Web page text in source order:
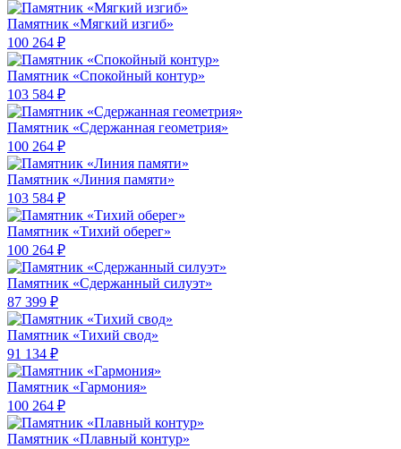
Памятник «Мягкий изгиб»
100 264 ₽
Памятник «Спокойный контур»
103 584 ₽
Памятник «Сдержанная геометрия»
100 264 ₽
Памятник «Линия памяти»
103 584 ₽
Памятник «Тихий оберег»
100 264 ₽
Памятник «Сдержанный силуэт»
87 399 ₽
Памятник «Тихий свод»
91 134 ₽
Памятник «Гармония»
100 264 ₽
Памятник «Плавный контур»